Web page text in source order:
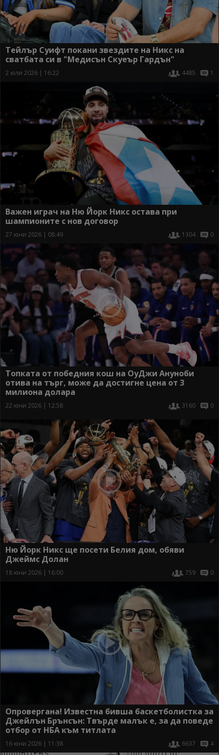
Тейлър Суифт покани звездите на Никс на
сватбата си в "Медисън Скуеър Гардън"
2 юли 2026 | 16:22 4485 1
Важен играч на Ню Йорк Никс остава при
шампионите с нов договор
27 юни 2026 | 08:49 1304 0
Топката от победния кош на ОуДжи Ануноби
отива на търг, може да достигне цена от 3
милиона долара
22 юни 2026 | 12:58 3160 0
Ню Йорк Никс ще посети Белия дом, обяви
Джеймс Долан
18 юни 2026 | 16:00 759 0
Опровергана! Известна бивша баскетболистка за
Джейлън Брънсън: Твърде малък е, за да поведе
отбор от НБА към титлата
16 юни 2026 | 11:38 6637 4